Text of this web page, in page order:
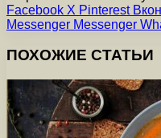
Facebook X Pinterest
Messenger Messenger
ПОХОЖИЕ СТАТЬИ